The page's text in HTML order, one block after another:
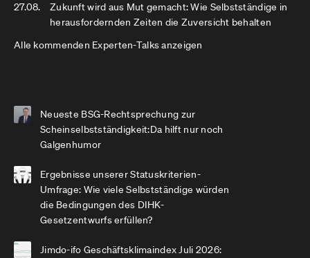
27.08.
Zukunft wird aus Mut gemacht: Wie Selbstständige in
herausfordernden Zeiten die Zuversicht behalten
Alle kommenden Experten-Talks anzeigen
Neueste BSG-Rechtsprechung zur
Scheinselbstständigkeit:Da hilft nur noch
Galgenhumor
Ergebnisse unserer Statuskriterien-
Umfrage: Wie viele Selbstständige würden
die Bedingungen des DIHK-
Gesetzentwurfs erfüllen?
Jimdo-ifo Geschäftsklimaindex Juli 2026: